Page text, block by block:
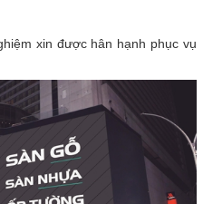
xin được hân hạnh phục vụ